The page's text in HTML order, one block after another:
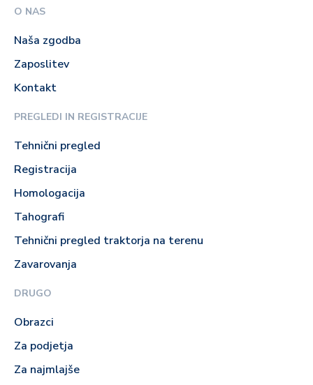
O NAS
Naša zgodba
Zaposlitev
Kontakt
PREGLEDI IN REGISTRACIJE
Tehnični pregled
Registracija
Homologacija
Tahografi
Tehnični pregled traktorja na terenu
Zavarovanja
DRUGO
Obrazci
Za podjetja
Za najmlajše